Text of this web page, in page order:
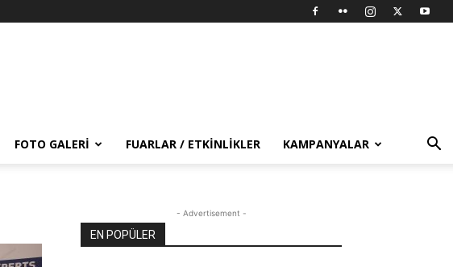
FOTO GALERI FUARLAR / ETKINLIKLER KAMPANYALAR
- Advertisement -
EN POPÜLER